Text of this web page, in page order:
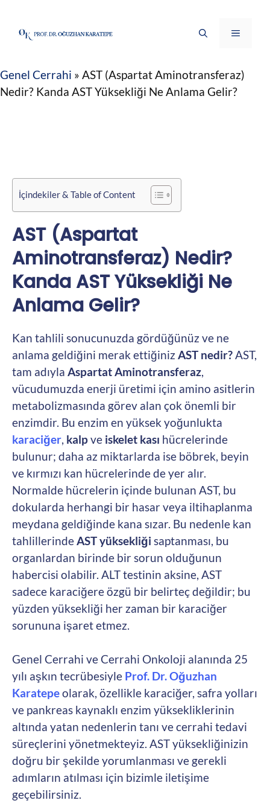
Menü
Genel Cerrahi » AST (Aspartat Aminotransferaz)
Nedir? Kanda AST Yüksekliği Ne Anlama Gelir?
İçindekiler & Table of Content
AST (Aspartat
Aminotransferaz) Nedir?
Kanda AST Yüksekliği Ne
Anlama Gelir?
Kan tahlili sonucunuzda gördüğünüz ve ne
anlama geldiğini merak ettiğiniz AST nedir? AST,
tam adıyla Aspartat Aminotransferaz
vücudumuzda enerji üretimi için amino asitlerin
metabolizmasında görev alan çok önemli bir
enzimdir. Bu enzim en yüksek yoğunlukta
karaciğer kalpve iskelet kası hücrelerinde
bulunur; daha az miktarlarda ise böbrek, beyin
ve kırmızı kan hücrelerinde de yer alır.
Normalde hücrelerin içinde bulunan AST, bu
dokularda herhangi bir hasar veya iltihaplanma
meydana geldiğinde kana sızar. Bu nedenle kan
tahlillerinde AST yüksekliği saptanması, bu
organlardan birinde bir sorun olduğunun
habercisi olabilir. ALT testinin aksine, AST
sadece karaciğere özgü bir belirteç değildir; bu
yüzden yüksekliği her zaman bir karaciğer
sorununa işaret etmez.
Genel Cerrahi ve Cerrahi Onkoloji alanında 25
yılı aşkın tecrübesiyle Prof. Dr. Oğuzhan
Karatepeolarak, özellikle karaciğer, safra yolları
ve pankreas kaynaklı enzim yüksekliklerinin
altında yatan nedenlerin tanı ve cerrahi tedavi
süreçlerini yönetmekteyiz. AST yüksekliğinizin
doğru bir şekilde yorumlanması ve gerekli
adımların atılması için bizimle iletişime
geçebilirsiniz.